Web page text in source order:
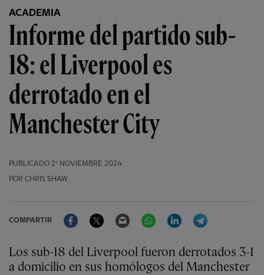
ACADEMIA
Informe del partido sub-
18: el Liverpool es
derrotado en el
Manchester City
PUBLICADO 2º NOVIEMBRE 2024
POR CHRIS SHAW
COMPARTIR
FacebookTwitter Email WhatsAppLinkedIn
Los sub-18 del Liverpool fueron derrotados 3-1
a domicilio en sus homólogos del Manchester